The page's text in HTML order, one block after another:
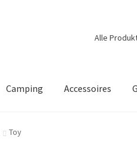
Alle
Camping Accessoires
Toy